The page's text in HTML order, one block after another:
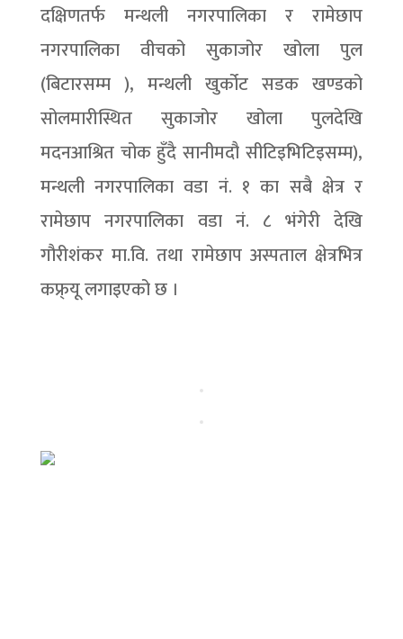
दक्षिणतर्फ मन्थली नगरपालिका र रामेछाप
नगरपालिका वीचको सुकाजोर खोला पुल
(बिटारसम्म ), मन्थली खुर्कोट सडक खण्डको
सोलमारीस्थित सुकाजोर खोला पुलदेखि
मदनआश्रित चोक हुँदै सानीमदौ सीटिइभिटिइसम्म),
मन्थली नगरपालिका वडा नं. १ का सबै क्षेत्र र
रामेछाप नगरपालिका वडा नं. ८ भंगेरी देखि
गौरीशंकर मा.वि. तथा रामेछाप अस्पताल क्षेत्रभित्र
कफ्र्यू लगाइएको छ ।